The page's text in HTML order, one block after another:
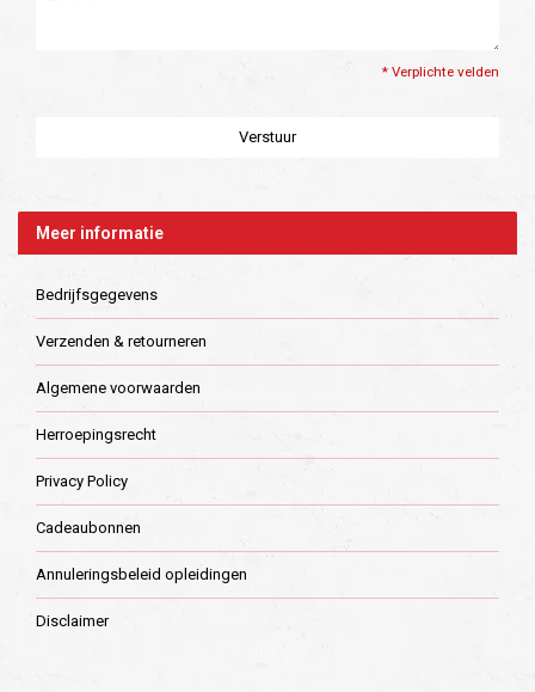
* Verplichte velden
Verstuur
Meer informatie
Bedrijfsgegevens
Verzenden & retourneren
Algemene voorwaarden
Herroepingsrecht
Privacy Policy
Cadeaubonnen
Annuleringsbeleid opleidingen
Disclaimer